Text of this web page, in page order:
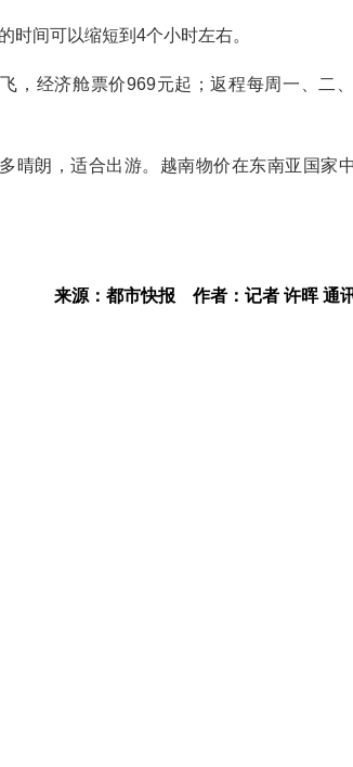
时间可以缩短到4个小时左右。
，经济舱票价969元起；返程每周一、二
晴朗，适合出游。越南物价在东南亚国家
来源：都市快报 作者：记者 许晖 通